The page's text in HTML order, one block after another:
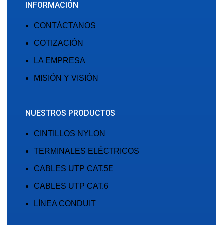
INFORMACIÓN
CONTÁCTANOS
COTIZACIÓN
LA EMPRESA
MISIÓN Y VISIÓN
NUESTROS PRODUCTOS
CINTILLOS NYLON
TERMINALES ELÉCTRICOS
CABLES UTP CAT.5E
CABLES UTP CAT.6
LÍNEA CONDUIT